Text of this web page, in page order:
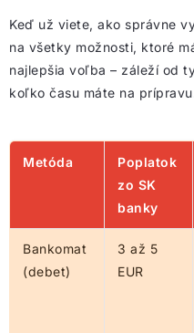
Keď už viete, ako správne
na všetky možnosti, ktoré
najlepšia voľba – záleží od
koľko času máte na
Metóda
Poplatok
zo SK
banky
Bankomat
(debet)
3 až 5
EUR